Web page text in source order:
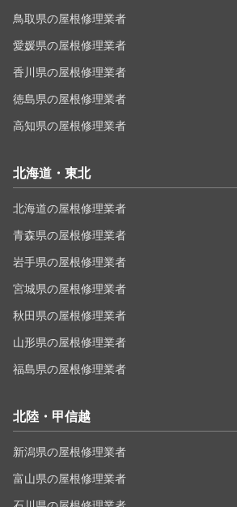
鳥取県の屋根修理業者
愛媛県の屋根修理業者
香川県の屋根修理業者
徳島県の屋根修理業者
高知県の屋根修理業者
北海道・東北
北海道の屋根修理業者
青森県の屋根修理業者
岩手県の屋根修理業者
宮城県の屋根修理業者
秋田県の屋根修理業者
山形県の屋根修理業者
福島県の屋根修理業者
北陸・甲信越
新潟県の屋根修理業者
富山県の屋根修理業者